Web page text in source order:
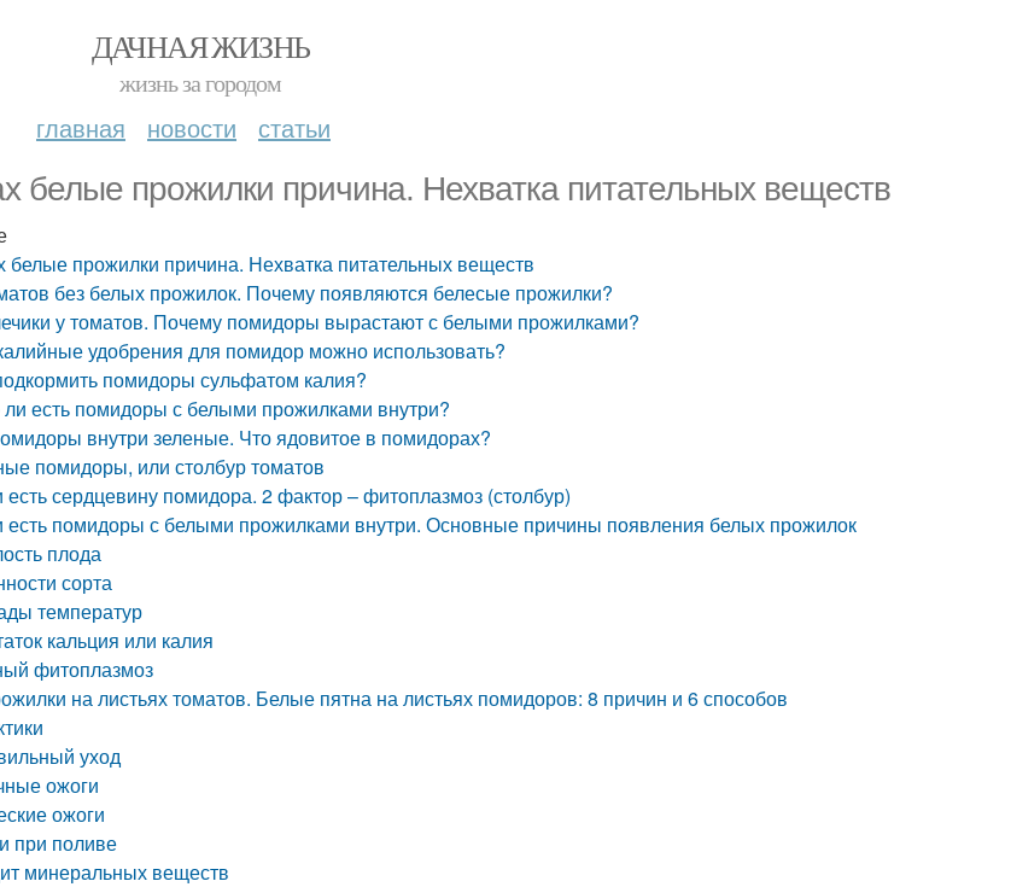
ДАЧНАЯ ЖИЗНЬ
жизнь за городом
главная новости статьи
белые прожилки причина. Нехватка питательных веществ
белые прожилки причина. Нехватка питательных веществ
без белых прожилок. Почему появляются белесые прожилки?
у томатов. Почему помидоры вырастают с белыми прожилками?
удобрения для помидор можно использовать?
помидоры сульфатом калия?
есть помидоры с белыми прожилками внутри?
внутри зеленые. Что ядовитое в помидорах?
помидоры, или столбур томатов
сердцевину помидора. 2 фактор – фитоплазмоз (столбур)
помидоры с белыми прожилками внутри. Основные причины появления белых прожилок
плода
сорта
температур
кальция или калия
фитоплазмоз
на листьях томатов. Белые пятна на листьях помидоров: 8 причин и 6 способов
уход
ожоги
ожоги
при поливе
минеральных веществ